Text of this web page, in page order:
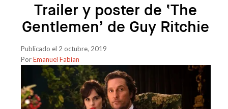
Trailer y poster de ‘The
Gentlemen’ de Guy Ritchie
Publicado el 2 octubre, 2019
PorEmanuel Fabian